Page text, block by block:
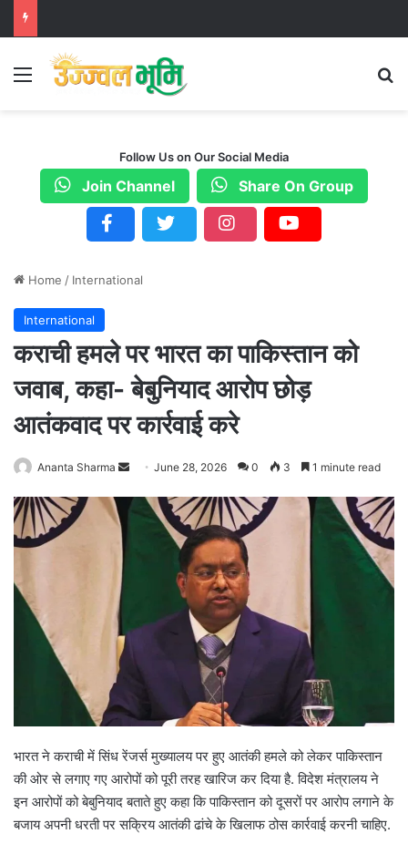
Menu
Follow Us on Our Social Media
Join Channel Share On Group
Home / International
International
कराची हमले पर भारत का पाकिस्तान को
जवाब, कहा- बेबुनियाद आरोप छोड़
आतंकवाद पर कार्रवाई करे
Ananta Sharma June 28, 2026 0 3 1 minute read
भारत ने कराची में सिंध रेंजर्स मुख्यालय पर हुए आतंकी हमले को लेकर पाकिस्तान
की ओर से लगाए गए आरोपों को पूरी तरह खारिज कर दिया है. विदेश मंत्रालय ने
इन आरोपों को बेबुनियाद बताते हुए कहा कि पाकिस्तान को दूसरों पर आरोप लगाने के
बजाय अपनी धरती पर सक्रिय आतंकी ढांचे के खिलाफ ठोस कार्रवाई करनी चाहिए.